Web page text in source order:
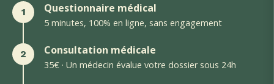
1 Questionnaire médical
5 minutes, 100% en ligne, sans engagement
2 Consultation médicale
35€ · Un médecin évalue votre dossier sous 24h